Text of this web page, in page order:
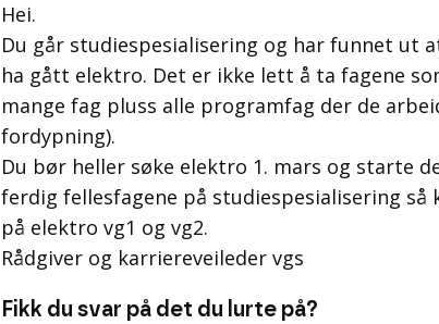
Hei.
Du går studiespesialisering og har funnet ut
ha gått elektro. Det er ikke lett å ta fagene
mange fag pluss alle programfag der de
fordypning).
Du bør heller søke elektro 1. mars og starte
ferdig fellesfagene på studiespesialisering
på elektro vg1 og vg2.
Rådgiver og karriereveileder vgs
Fikk du svar på det du lurte på?